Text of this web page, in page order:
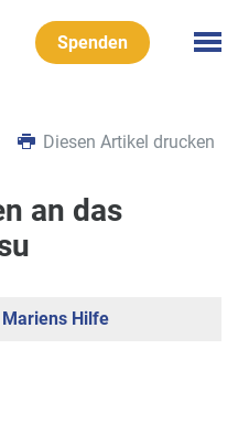
Spenden
Diesen Artikel drucken
an das
Hilfe